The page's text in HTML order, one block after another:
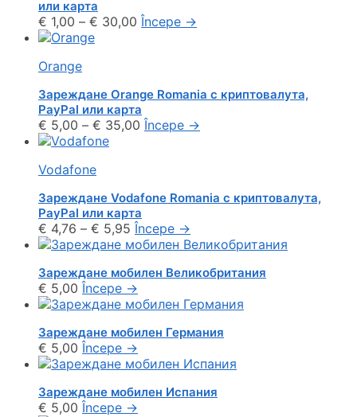
или карта
€ 1,00 – € 30,00 Începe →
Orange
Зареждане Orange Romania с криптовалута,
PayPal или карта
€ 5,00 – € 35,00 Începe →
Vodafone
Зареждане Vodafone Romania с криптовалута,
PayPal или карта
€ 4,76 – € 5,95 Începe →
Зареждане мобилен Великобритания
€ 5,00 Începe →
Зареждане мобилен Германия
€ 5,00 Începe →
Зареждане мобилен Испания
€ 5,00 Începe →